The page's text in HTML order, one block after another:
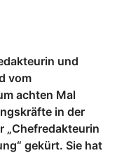
und
vom
achten Mal
in der
„Chefredakteurin
gekürt. Sie hat